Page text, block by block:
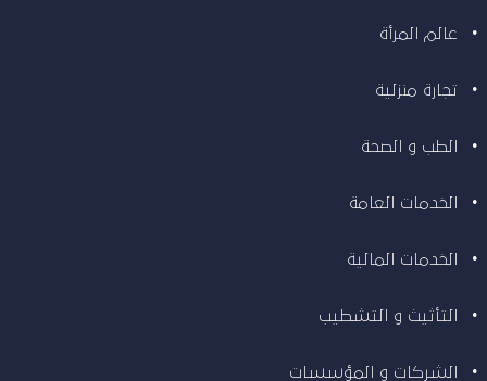
عالم المرأة
تجارة منزلية
الطب و الصحة
الخدمات العامة
الخدمات المالية
التأثيث و التشطيب
الشركات و المؤسسات